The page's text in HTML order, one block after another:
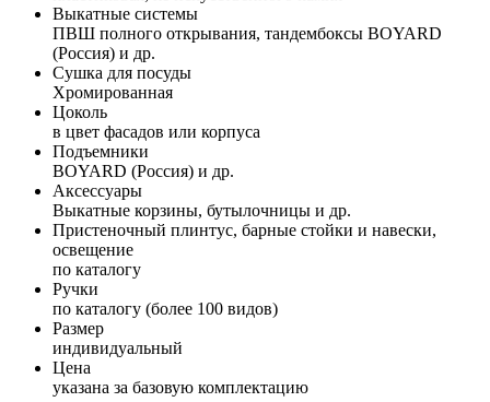
Выкатные системы
ПВШ полного открывания, тандембоксы BOYARD
(Россия) и др.
Сушка для посуды
Хромированная
Цоколь
в цвет фасадов или корпуса
Подъемники
BOYARD (Россия) и др.
Аксессуары
Выкатные корзины, бутылочницы и др.
Пристеночный плинтус, барные стойки и навески,
освещение
по каталогу
Ручки
по каталогу (более 100 видов)
Размер
индивидуальный
Цена
указана за базовую комплектацию